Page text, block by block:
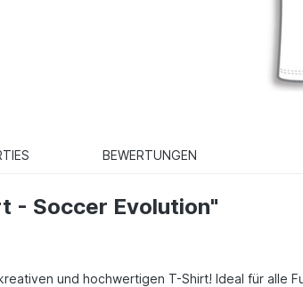
BEWERTUNGEN
- Soccer Evolution"
und hochwertigen T-Shirt! Ideal für alle